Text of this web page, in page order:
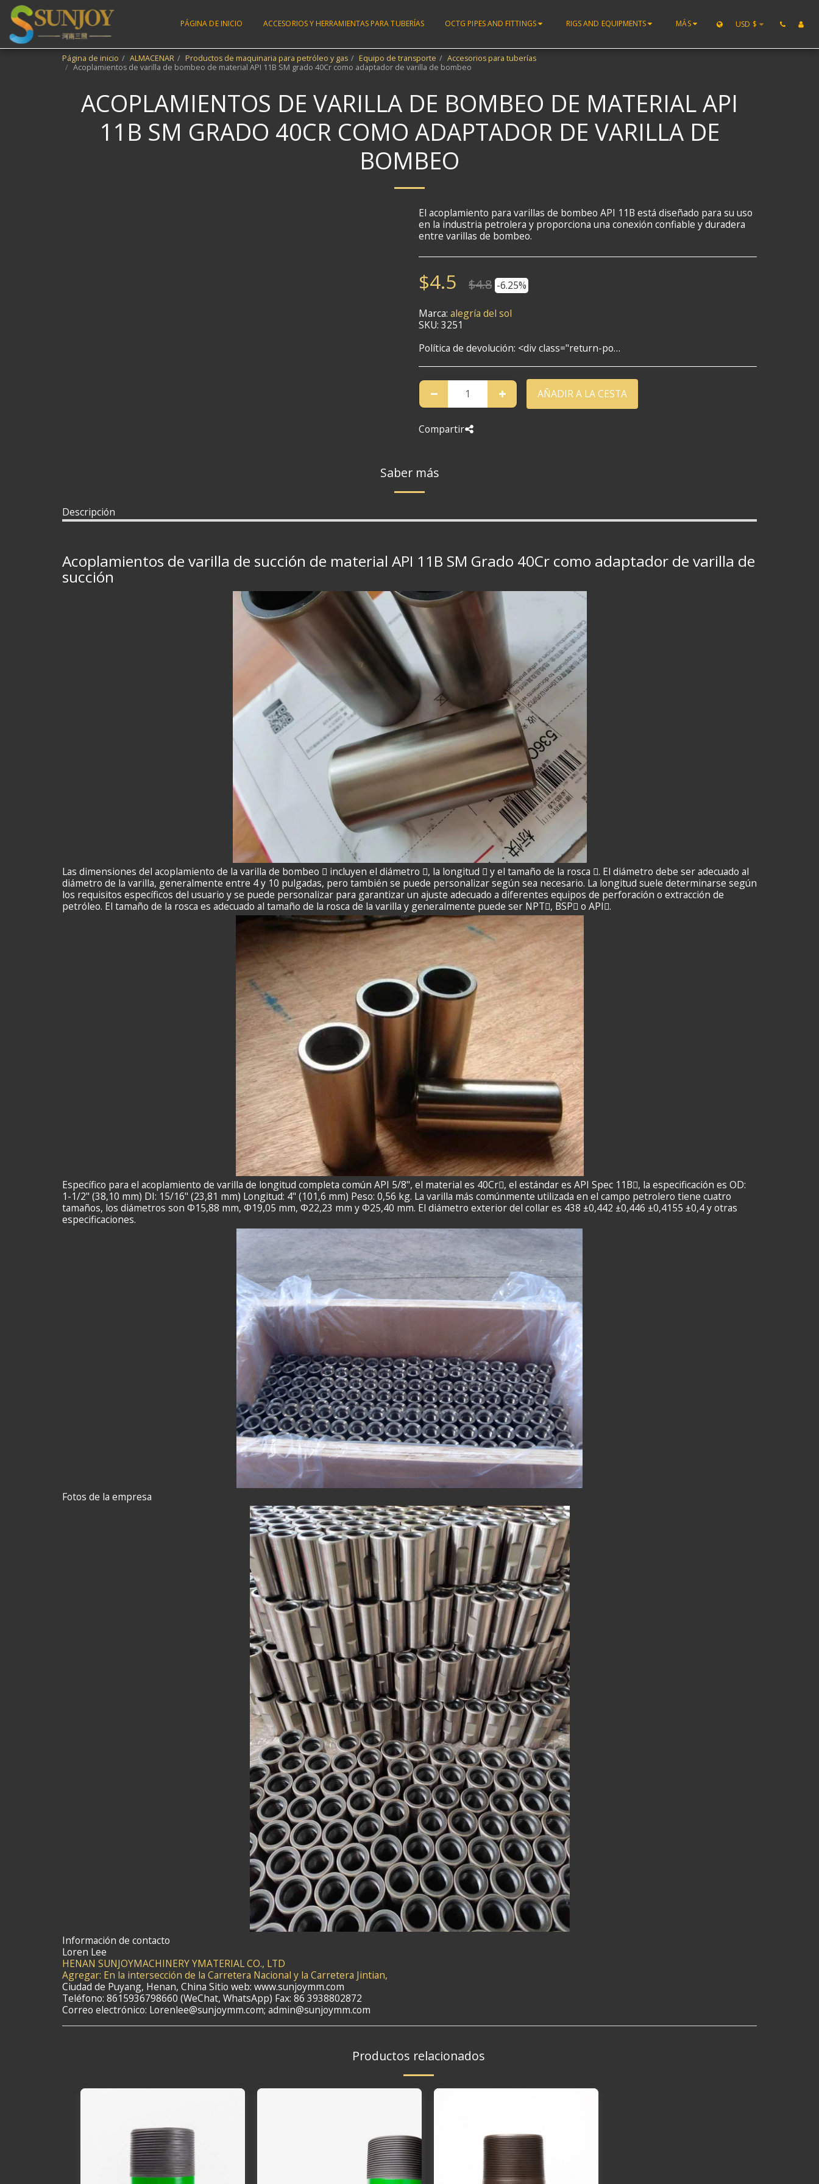
PÁGINA DE INICIO ACCESORIOS Y HERRAMIENTAS PARA TUBERÍAS OCTG PIPES AND FITTINGS RIGS AND EQUIPMENTS MÁS USD $
Página de inicio ALMACENAR Productos de maquinaria para petróleo y gas Equipo de transporte
Accesorios para tuberías
Acoplamientos de varilla de bombeo de material API 11B SM grado 40Cr como adaptador de varilla de bombeo
ACOPLAMIENTOS DE VARILLA DE BOMBEO DE MATERIAL API
11B SM GRADO 40CR COMO ADAPTADOR DE VARILLA DE
BOMBEO
El acoplamiento para varillas de bombeo API 11B está diseñado para su uso
en la industria petrolera y proporciona una conexión confiable y duradera
entre varillas de bombeo.
$4.5 $4.8 -6.25%
Marca: alegría del sol
SKU: 3251
Política de devolución: <div class="return-policy"><h2>Política de devolución sin riesgo</h2><p> ¿No estás 100% satisfecho? Facilitamos las devoluciones.</p><div class="highlight-box"><h3>
AÑADIR A LA CESTA
Compartir
Saber más
Descripción
Acoplamientos de varilla de succión de material API 11B SM Grado 40Cr como adaptador de varilla de
succión
Las dimensiones del acoplamiento de la varilla de bombeo  incluyen el diámetro , la longitud  y el tamaño de la rosca . El diámetro debe ser adecuado al
diámetro de la varilla, generalmente entre 4 y 10 pulgadas, pero también se puede personalizar según sea necesario. La longitud suele determinarse según
los requisitos específicos del usuario y se puede personalizar para garantizar un ajuste adecuado a diferentes equipos de perforación o extracción de
petróleo. El tamaño de la rosca es adecuado al tamaño de la rosca de la varilla y generalmente puede ser NPT, BSP o API.
Específico para el acoplamiento de varilla de longitud completa común API 5/8", el material es 40Cr, el estándar es API Spec 11B, la especificación es OD:
1-1/2" (38,10 mm) DI: 15/16" (23,81 mm) Longitud: 4" (101,6 mm) Peso: 0,56 kg. La varilla más comúnmente utilizada en el campo petrolero tiene cuatro
tamaños, los diámetros son Φ15,88 mm, Φ19,05 mm, Φ22,23 mm y Φ25,40 mm. El diámetro exterior del collar es 438 ±0,442 ±0,446 ±0,4155 ±0,4 y otras
especificaciones.
Fotos de la empresa
Información de contacto
Loren Lee
HENAN SUNJOYMACHINERY YMATERIAL CO., LTD
Agregar: En la intersección de la Carretera Nacional y la Carretera Jintian,
Ciudad de Puyang, Henan, China Sitio web: www.sunjoymm.com
Teléfono: 8615936798660 (WeChat, WhatsApp) Fax: 86 3938802872
Correo electrónico: Lorenlee@sunjoymm.com; admin@sunjoymm.com
Productos relacionados